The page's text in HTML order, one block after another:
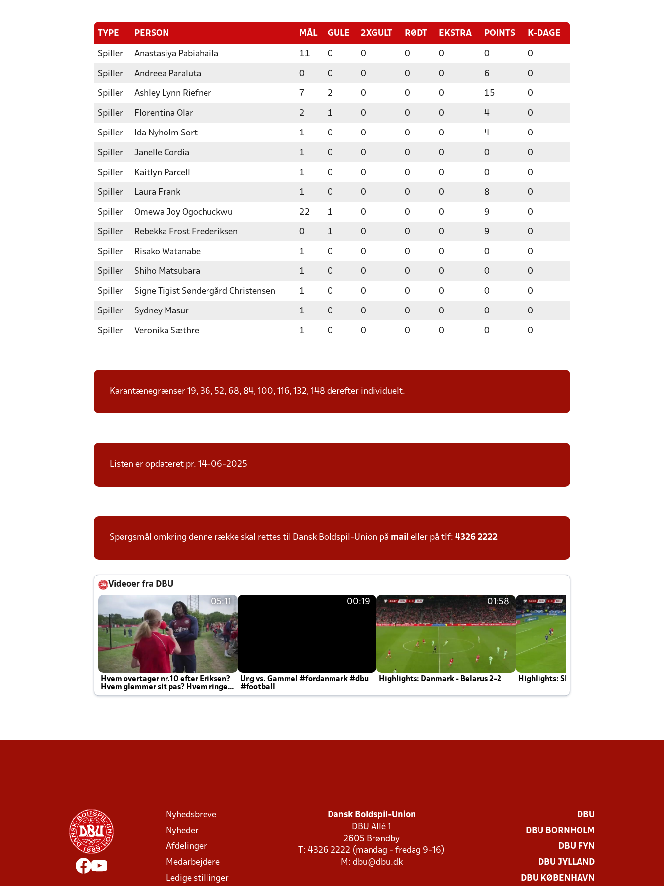
TYPE PERSON MÅL GULE 2XGULT RØDT EKSTRA POINTS K-DAGE
Spiller Anastasiya Pabiahaila 11 0 0 0 0 0 0
Spiller Andreea Paraluta 0 0 0 0 0 6 0
Spiller Ashley Lynn Riefner 7 2 0 0 0 15 0
Spiller Florentina Olar 2 1 0 0 0 4 0
Spiller Ida Nyholm Sort 1 0 0 0 0 4 0
Spiller Janelle Cordia 1 0 0 0 0 0 0
Spiller Kaitlyn Parcell 1 0 0 0 0 0 0
Spiller Laura Frank 1 0 0 0 0 8 0
Spiller Omewa Joy Ogochuckwu 22 1 0 0 0 9 0
Spiller Rebekka Frost Frederiksen 0 1 0 0 0 9 0
Spiller Risako Watanabe 1 0 0 0 0 0 0
Spiller Shiho Matsubara 1 0 0 0 0 0 0
Spiller Signe Tigist Søndergård Christensen 1 0 0 0 0 0 0
Spiller Sydney Masur 1 0 0 0 0 0 0
Spiller Veronika Sæthre 1 0 0 0 0 0 0
Karantænegrænser 19, 36, 52, 68, 84, 100, 116, 132, 148 derefter individuelt.
Listen er opdateret pr. 14-06-2025
Spørgsmål omkring denne række skal rettes til Dansk Boldspil-Union på mail eller på tlf: 4326 2222
Videoer fra DBU
05:11
Hvem overtager nr.10 efter Eriksen?
Hvem glemmer sit pas? Hvem ringer
Joachim altid til efter kampe?
00:19
Ung vs. Gammel #fordanmark #dbu
#football
01:58
Highlights: Danmark - Belarus 2-2 Highlights: Skotland - Danmark 4-2
Nyhedsbreve
Nyheder
Afdelinger
Medarbejdere
Ledige stillinger
Dansk Boldspil-Union
DBU Allé 1
2605 Brøndby
T: 4326 2222 (mandag - fredag 9-16)
M: dbu@dbu.dk
DBU
DBU BORNHOLM
DBU FYN
DBU JYLLAND
DBU KØBENHAVN